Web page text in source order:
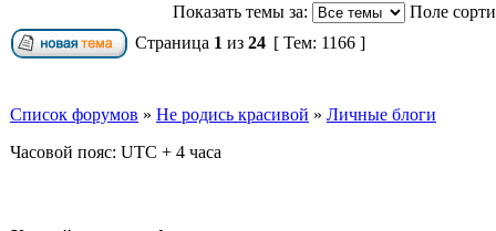
Показать темы за:
Поле
Страница 1 из 24 [ Тем: 1166 ]
Список форумов » Не родись красивой » Личные блоги
Часовой пояс: UTC + 4 часа